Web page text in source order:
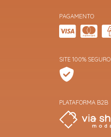
PAGAMENTO
SITE 100% SEGURO
PLATAFORMA B2B